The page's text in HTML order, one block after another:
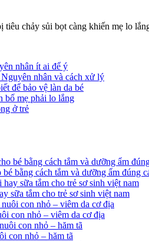
chảy sủi bọt càng khiến mẹ lo
nhân ít ai để ý
nhân và cách xử lý
để bảo vệ làn da bé
bố mẹ phải lo lắng
ở trẻ
bằng cách tắm và dưỡng ẩm đúng
sữa tắm cho trẻ sơ sinh việt nam
con nhỏ – viêm da cơ địa
con nhỏ – hăm tã